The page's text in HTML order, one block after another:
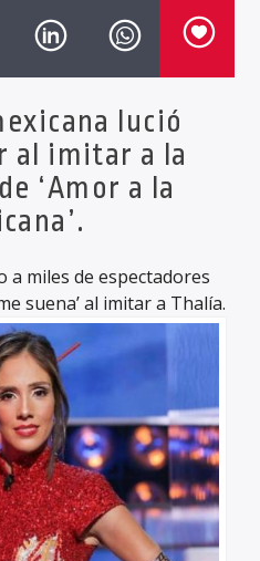
lució
al imitar a la
‘Amor a la
a miles de espectadores
suena’ al imitar a Thalía.